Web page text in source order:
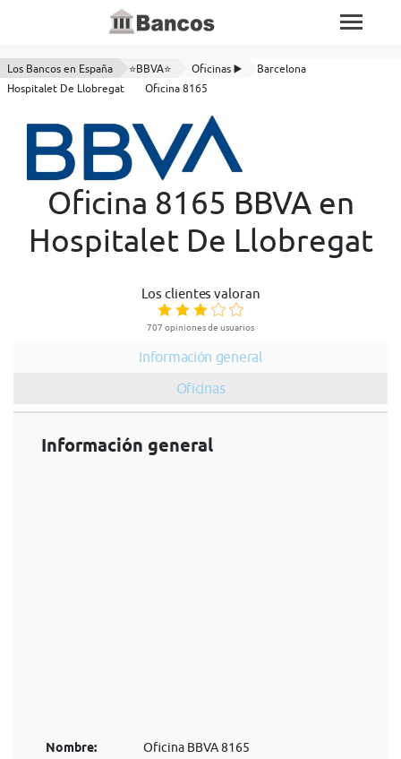
Los Bancos en España ⭐BBVA⭐ Oficinas ▶️
Barcelona
Hospitalet De Llobregat
Oficina 8165
Oficina 8165 BBVA en
Hospitalet De Llobregat
Los clientes valoran
707 opiniones de usuarios
Información general
Oficinas
Información general
Nombre: Oficina BBVA 8165